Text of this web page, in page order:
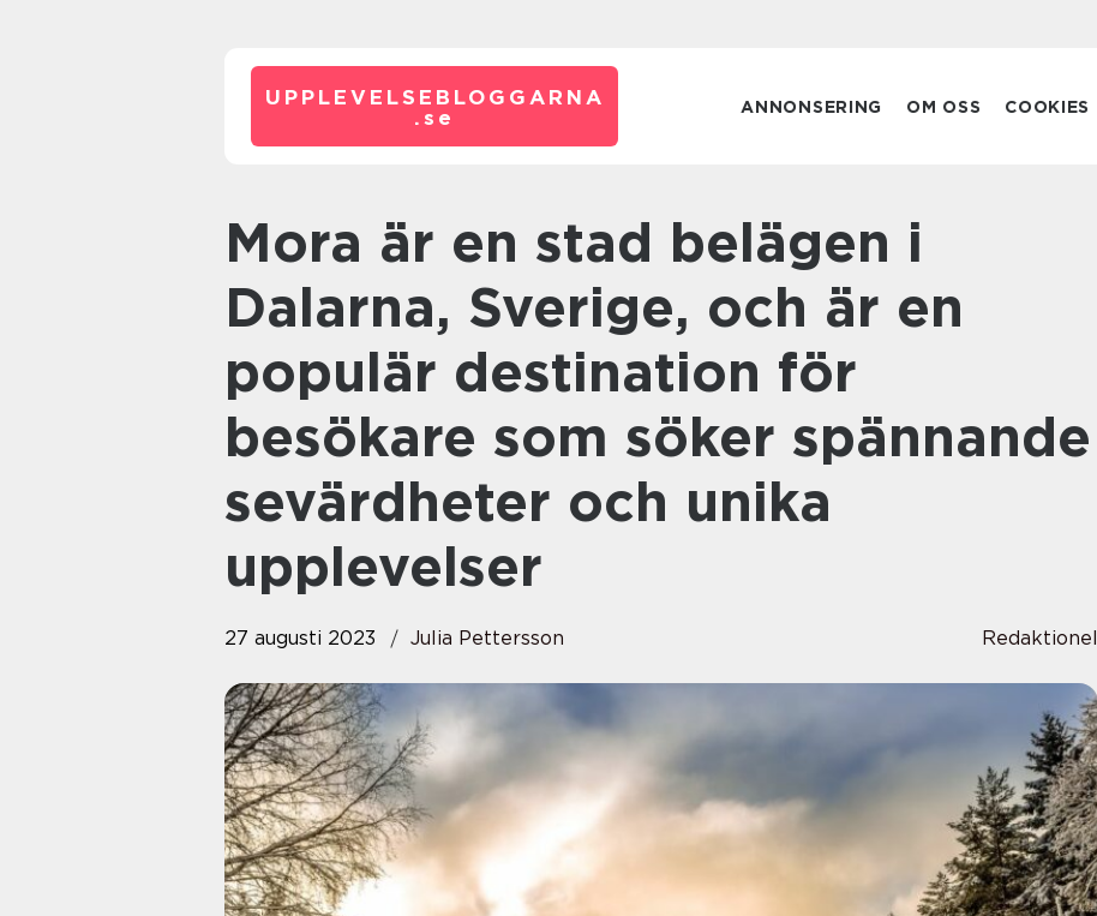
UPPLEVELSEBLOGGARNA
. se ANNONSERING OM OSS COOKIES
Mora är en stad belägen i
Dalarna, Sverige, och är en
populär destination för
besökare som söker spännande
sevärdheter och unika
upplevelser
27 augusti 2023 Julia Pettersson Redaktionel